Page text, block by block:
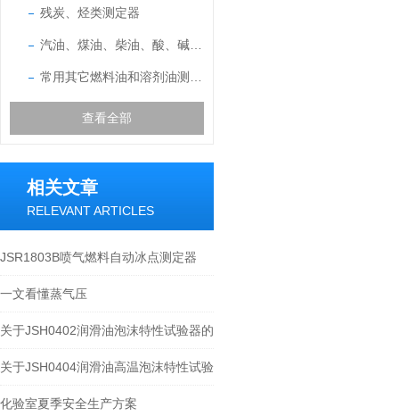
残炭、烃类测定器
查看全部
相关文章
RELEVANT ARTICLES
JSR1803B喷气燃料自动冰点测定器
一文看懂蒸气压
关于JSH0402润滑油泡沫特性试验器的
介绍
关于JSH0404润滑油高温泡沫特性试验
器的介绍
化验室夏季安全生产方案